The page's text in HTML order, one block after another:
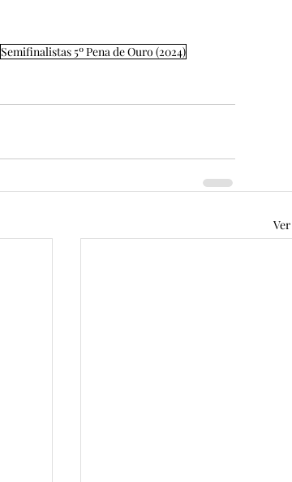
Semifinalistas 5º Pena de Ouro (2024)